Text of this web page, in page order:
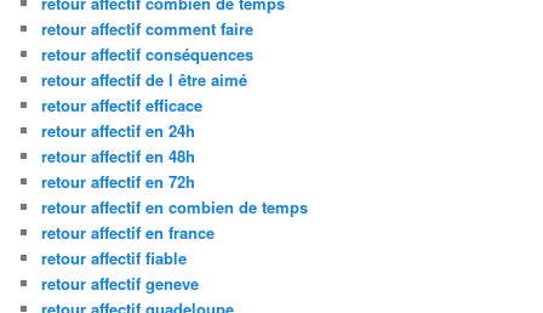
retour affectif comment faire
retour affectif conséquences
retour affectif de l être aimé
retour affectif efficace
retour affectif en 24h
retour affectif en 48h
retour affectif en 72h
retour affectif en combien de temps
retour affectif en france
retour affectif fiable
retour affectif geneve